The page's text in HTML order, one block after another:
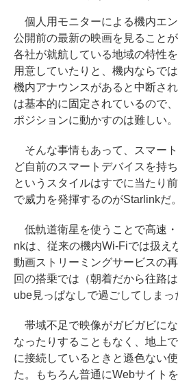
個人用モニターによる機内エ
公開前の最新の映画を見ること
各社が就航している地域の特性
用意していたりと、機内ならで
機内アナウンスがあると中断さ
は基本的に固定されているので
ポジションに動かすのは難しい。
そんな事情もあって、スマー
ど自前のスマートデバイスを持
というスタイルはすでに当たり
で威力を発揮するのがStarlinkだ。
低軌道衛星を使うことで高速
nkは、従来の機内Wi-Fiでは扱え
動画ストリーミングサービスの
回の搭乗では（朝着だから往路
ube見っぱなしで過ごしてしまっ
帯域不足で映像がガビガビに
なったりすることもなく、地上
に接続しているときと遜色ない
た。もちろん普通にWebサイト